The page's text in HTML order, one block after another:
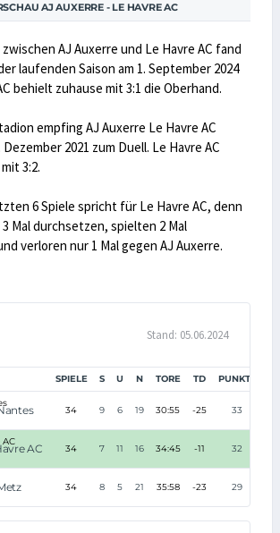
AJ AUXERRE - LE HAVRE AC
AJ Auxerre und Le Havre AC fand
laufenden Saison am 1. September 2024
behielt zuhause mit 3:1 die Oberhand.
empfing AJ Auxerre Le Havre AC
2021 zum Duell. Le Havre AC
3:2.
6 Spiele spricht für Le Havre AC, denn
Mal durchsetzen, spielten 2 Mal
verloren nur 1 Mal gegen AJ Auxerre.
Stand: 05.06.2024
SPIELE S U N TORE TD PUNKTE
34 9 6 19 30:55 -25 33
AC 34 7 11 16 34:45 -11 32
34 8 5 21 35:58 -23 29